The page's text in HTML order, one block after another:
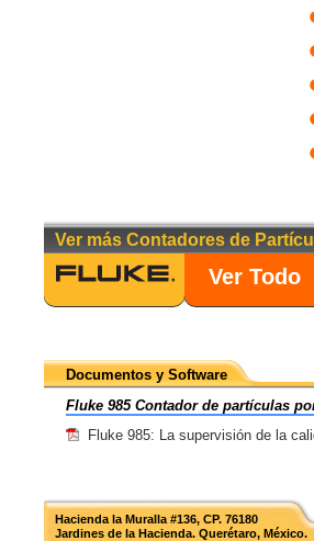
Ver más Contadores de
Ver Todo
Documentos y Software
Fluke 985 Contador de partículas
Fluke 985: La supervisión de la
Hacienda la Muralla #136, CP. 76180
Jardines de la Hacienda. Querétaro, México.